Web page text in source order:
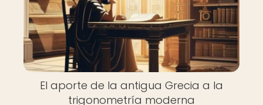
El aporte de la antigua Grecia a la
trigonometría moderna